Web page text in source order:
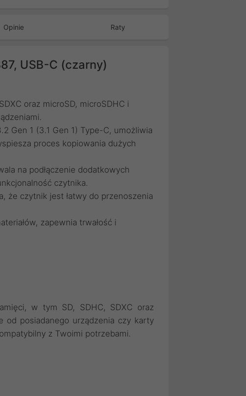
Opinie Raty
USB-C (czarny)
oraz microSD, microSDHC i
Gen 1 (3.1 Gen 1) Type-C, umożliwia
proces kopiowania dużych
na podłączenie dodatkowych
czytnika.
że czytnik jest łatwy do przenoszenia
zapewnia trwałość i
w tym SD, SDHC, SDXC oraz
od posiadanego urządzenia czy karty
z Twoimi potrzebami.